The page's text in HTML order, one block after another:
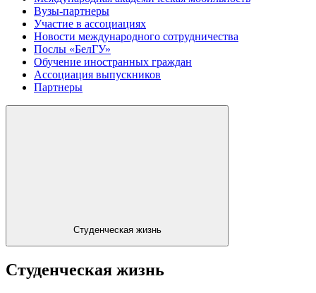
Вузы-партнеры
Участие в ассоциациях
Новости международного сотрудничества
Послы «БелГУ»
Обучение иностранных граждан
Ассоциация выпускников
Партнеры
Студенческая жизнь
Студенческая жизнь